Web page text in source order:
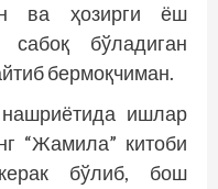
ва ҳозирги ёш
бўладиган
бермоқчиман.
нашриётида ишлар
“Жамила” китоби
бўлиб, бош